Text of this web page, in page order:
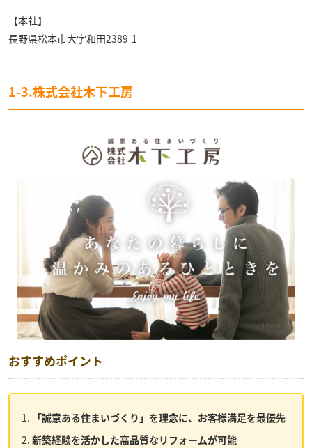
【本社】
長野県松本市大字和田2389-1
1-3.株式会社木下工房
おすすめポイント
「誠意ある住まいづくり」を理念に、お客様満足を最優先
新築経験を活かした高品質なリフォームが可能